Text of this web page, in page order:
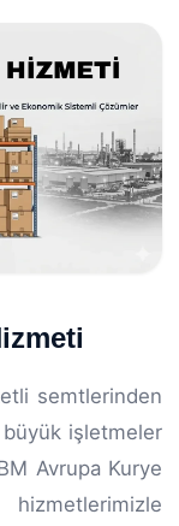
semtlerinden
işletmeler
Avrupa Kurye
hizmetlerimizle